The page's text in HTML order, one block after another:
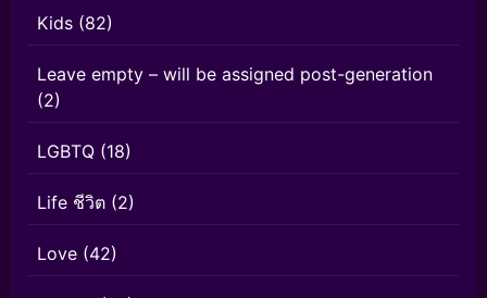
Kids (82)
Leave empty – will be assigned post-generation
(2)
LGBTQ (18)
Life ชีวิต (2)
Love (42)